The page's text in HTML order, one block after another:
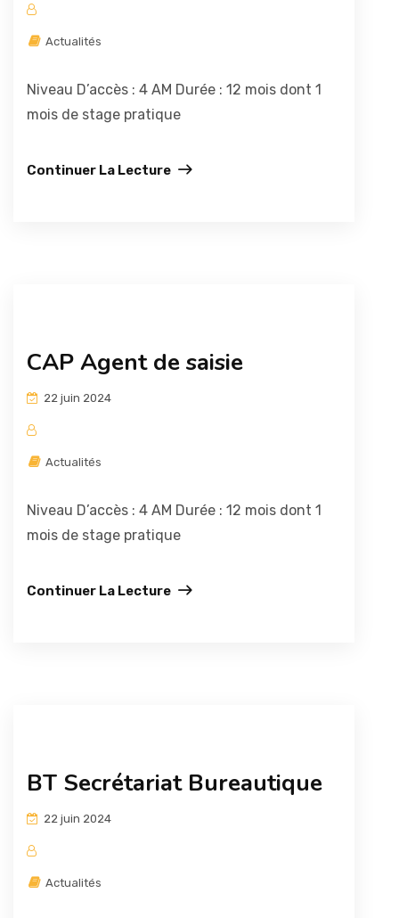
Actualités
Niveau D’accès : 4 AM Durée : 12 mois dont 1
mois de stage pratique
Continuer La Lecture
CAP Agent de saisie
22 juin 2024
Actualités
Niveau D’accès : 4 AM Durée : 12 mois dont 1
mois de stage pratique
Continuer La Lecture
BT Secrétariat Bureautique
22 juin 2024
Actualités